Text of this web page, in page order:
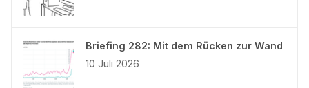
Briefing 282: Mit dem Rücken zur Wand
10 Juli 2026